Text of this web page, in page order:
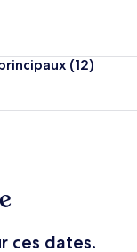
(12)
ces dates.